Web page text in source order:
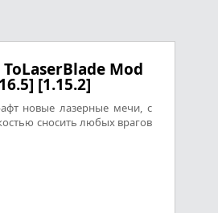
Mod
[1.15.2]
новые лазерные мечи, с
сносить любых врагов